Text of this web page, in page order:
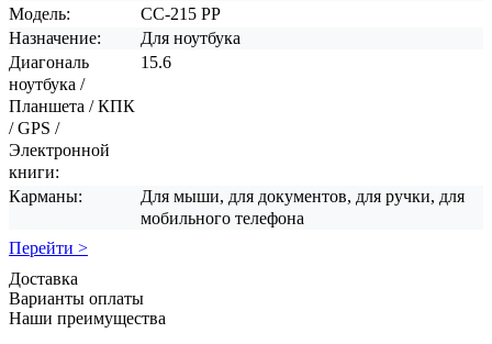
Модель:
CC-215 PP
Назначение:
Для ноутбука
Диагональ
ноутбука /
Планшета / КПК
/ GPS /
Электронной
книги:
15.6
Карманы:
Для мыши, для документов, для ручки, для
мобильного телефона
Перейти >
Доставка
Варианты оплаты
Наши преимущества